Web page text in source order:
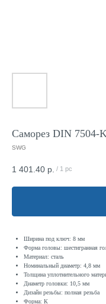
Саморез DIN 7504-
SWG
1 401.40 р. / 1 pc
Ширина под ключ: 8 мм
Форма головы: шестигранная
Материал: сталь
Номинальный диаметр: 4,8 мм
Толщина уплотнительного
Диаметр головки: 10,5 мм
Дизайн резьбы: полная резьба
Форма: К